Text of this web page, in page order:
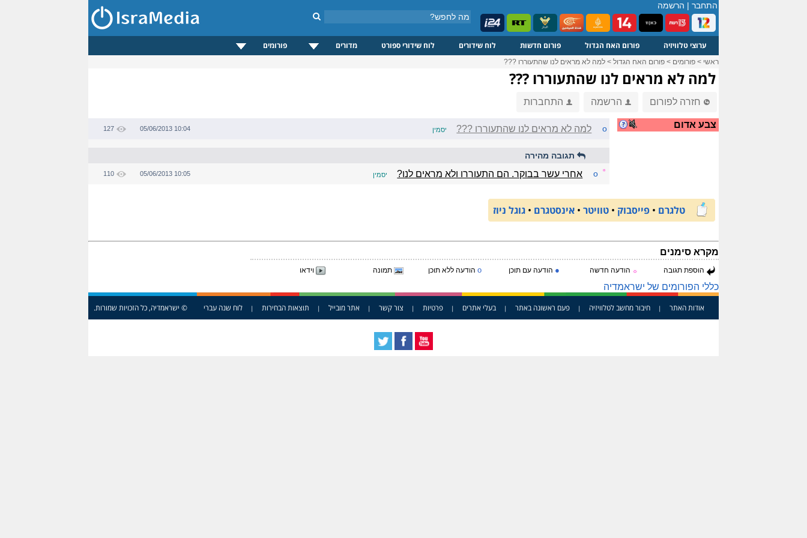
התחבר | הרשמה
ערוצי טלוויזיה פורום האח הגדול פורום חדשות לוח שידורים לוח שידורי ספורט מדורים פורומים
ראשי > פורומים > פורום האח הגדול > למה לא מראים לנו שהתעוררו ???
למה לא מראים לנו שהתעוררו ???
חזרה לפורום הרשמה התחברות
צבע אדום o למה לא מראים לנו שהתעוררו ??? יסמין 05/06/2013 10:04
127
תגובה מהירה
☼
o אחרי עשר בבוקר. הם התעוררו ולא מראים לנו? יסמין 05/06/2013 10:05
110
טלגרם • פייסבוק • טוויטר • אינסטגרם • גוגל ניוז
מקרא סימנים
הוספת תגובה ☼ הודעה חדשה ● הודעה עם תוכן o הודעה ללא תוכן תמונה וידאו
כללי הפורומים של ישראמדיה
© ישראמדיה, כל הזכויות שמורות. אודות האתר | חיבור מחשב לטלוויזיה | פעם ראשונה באתר | בעלי אתרים | פרטיות | צור קשר | אתר מובייל | תוצאות הבחירות | לוח שנה עברי